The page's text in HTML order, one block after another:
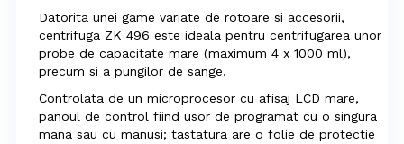
Datorita unei game variate de rotoare si accesorii,
centrifuga ZK 496 este ideala pentru centrifugarea unor
probe de capacitate mare (maximum 4 x 1000 ml),
precum si a pungilor de sange.
Controlata de un microprocesor cu afisaj LCD mare,
panoul de control fiind usor de programat cu o singura
mana sau cu manusi; tastatura are o folie de protectie